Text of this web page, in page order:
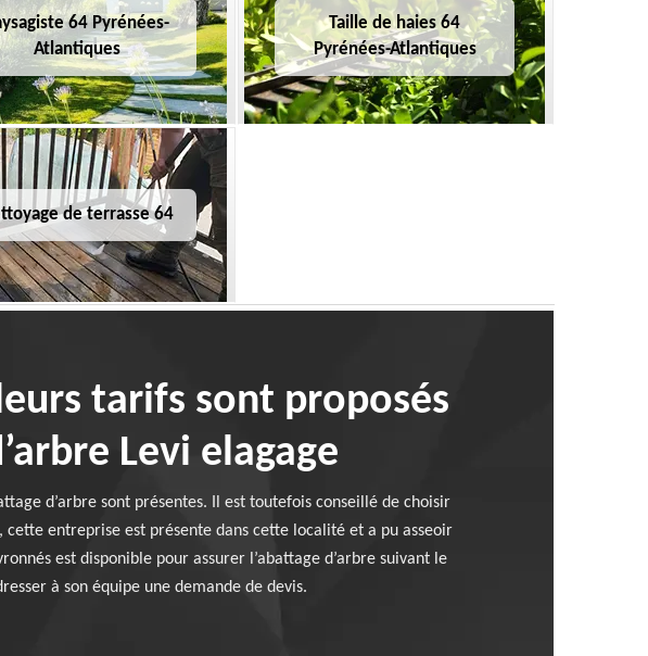
64 Pyrénées-
Atlantiques
Taille de haies 64
Pyrénées-Atlantiques
de terrasse 64
tarifs sont proposés
Levi elagage
d’arbre sont présentes. Il est toutefois conseillé de choisir
cette entreprise est présente dans cette localité et a pu asseoir
est disponible pour assurer l’abattage d’arbre suivant le
à son équipe une demande de devis.